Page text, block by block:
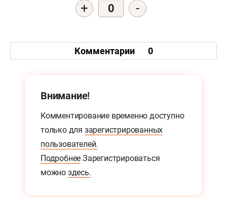
+ 0 -
Комментарии 0
Внимание!
Комментирование временно доступно
только для зарегистрированных
пользователей.
Подробнее Зарегистрироваться
можно здесь.